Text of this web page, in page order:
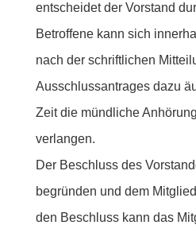
entscheidet der Vorstand
Betroffene kann sich
nach der schriftlichen
Ausschlussantrages dazu
Zeit die mündliche
verlangen.
Der Beschluss des
begründen und dem
den Beschluss kann das